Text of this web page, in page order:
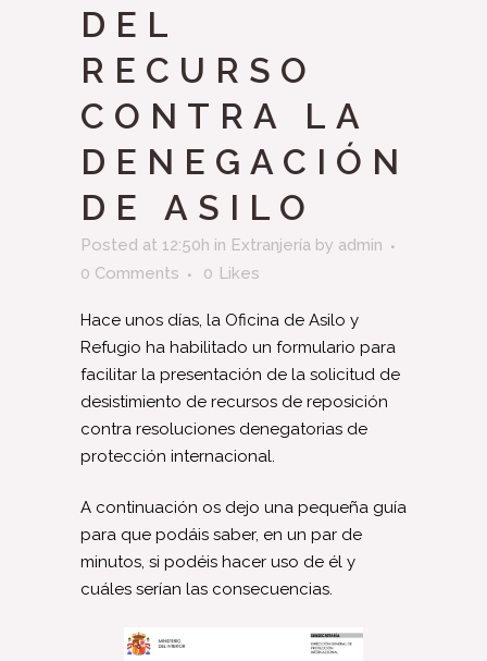
DEL
RECURSO
CONTRA LA
DENEGACIÓN
DE ASILO
Posted at 12:50h in Extranjería by admin
0 Comments
0 Likes
Hace unos días, la Oficina de Asilo y
Refugio ha habilitado un formulario para
facilitar la presentación de la solicitud de
desistimiento de recursos de reposición
contra resoluciones denegatorias de
protección internacional.
A continuación os dejo una pequeña guía
para que podáis saber, en un par de
minutos, si podéis hacer uso de él y
cuáles serían las consecuencias.